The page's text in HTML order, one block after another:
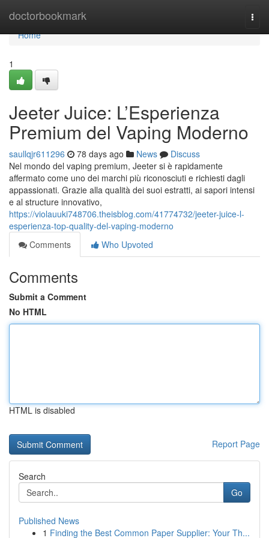
doctorbookmark
Home
Home
1
Jeeter Juice: L’Esperienza
Premium del Vaping Moderno
saullqjr611296 78 days ago News
Discuss
Nel mondo del vaping premium, Jeeter si è rapidamente
affermato come uno dei marchi più riconosciuti e richiesti dagli
appassionati. Grazie alla qualità dei suoi estratti, ai sapori intensi
e al structure innovativo,
https://violauuki748706.theisblog.com/41774732/jeeter-juice-l-
esperienza-top-quality-del-vaping-moderno
Comments
Who Upvoted
Comments
Submit a Comment
No HTML
HTML is disabled
Report Page
Search
Go
Published News
1 Finding the Best Common Paper Supplier: Your Th...